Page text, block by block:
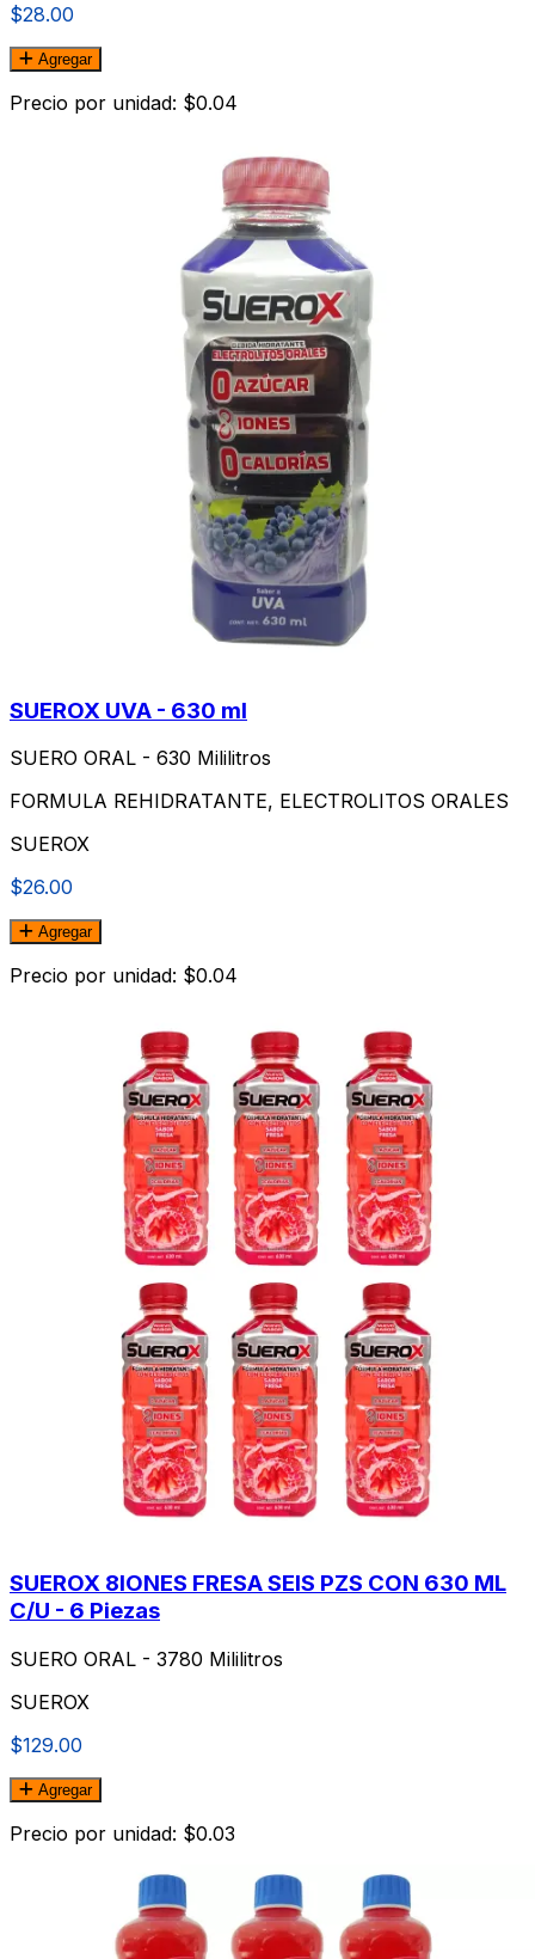
$28.00
Agregar
Precio por unidad: $0.04
SUEROX UVA - 630 ml
SUERO ORAL - 630 Mililitros
FORMULA REHIDRATANTE, ELECTROLITOS ORALES
SUEROX
$26.00
Agregar
Precio por unidad: $0.04
SUEROX 8IONES FRESA SEIS PZS CON 630 ML
C/U - 6 Piezas
SUERO ORAL - 3780 Mililitros
SUEROX
$129.00
Agregar
Precio por unidad: $0.03